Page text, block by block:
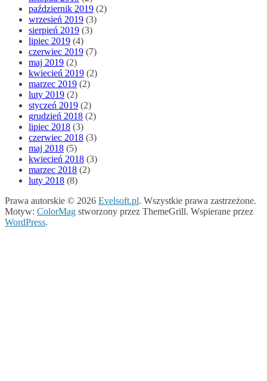
październik 2019 (2)
wrzesień 2019 (3)
sierpień 2019 (3)
lipiec 2019 (4)
czerwiec 2019 (7)
maj 2019 (2)
kwiecień 2019 (2)
marzec 2019 (2)
luty 2019 (2)
styczeń 2019 (2)
grudzień 2018 (2)
lipiec 2018 (3)
czerwiec 2018 (3)
maj 2018 (5)
kwiecień 2018 (3)
marzec 2018 (2)
luty 2018 (8)
Prawa autorskie © 2026 Evelsoft.pl. Wszystkie prawa zastrzeżone.
Motyw: ColorMag stworzony przez ThemeGrill. Wspierane przez
WordPress.